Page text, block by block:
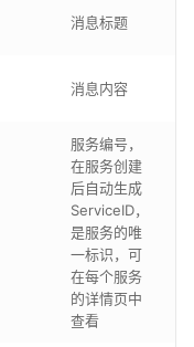
消息标题
消息内容
服务编号，
在服务创建
后自动生成
ServiceID，
是服务的唯
一标识，可
在每个服务
的详情页中
查看